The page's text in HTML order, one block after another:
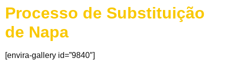
Processo de Substituição
de Napa
[envira-gallery id=”9840″]